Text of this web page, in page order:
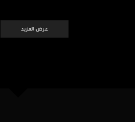
عرض المزيد